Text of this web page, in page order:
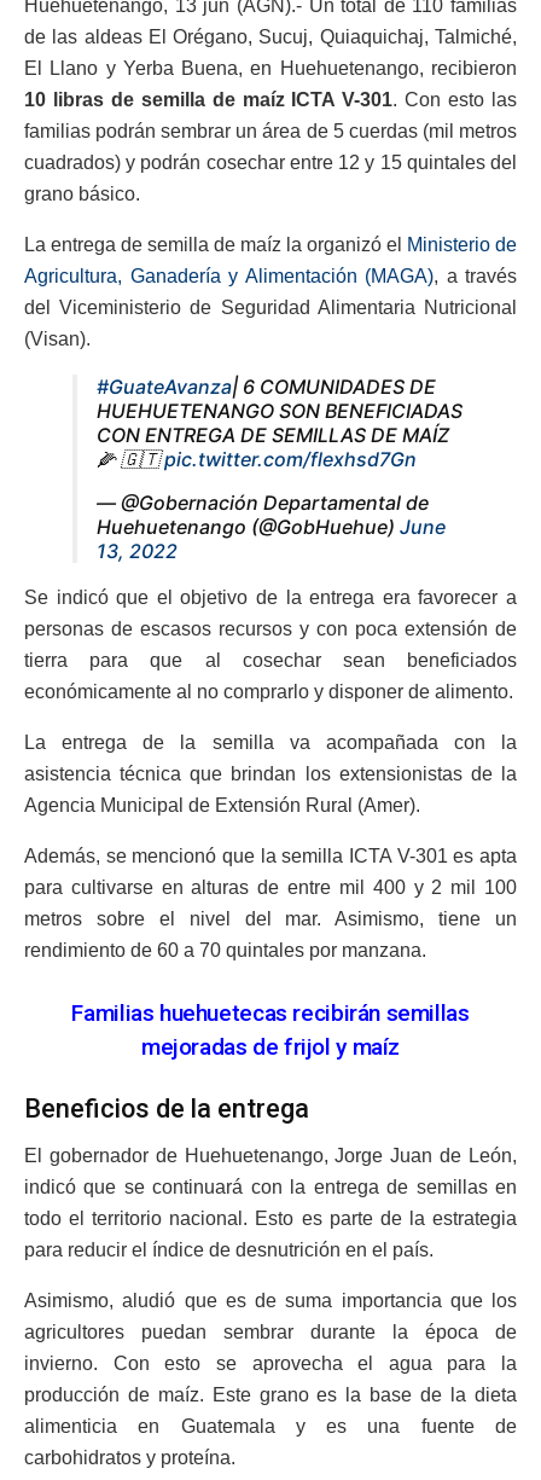
Huehuetenango, 13 jun (AGN).- Un total de 110 familias
de las aldeas El Orégano, Sucuj, Quiaquichaj, Talmiché,
El Llano y Yerba Buena, en Huehuetenango, recibieron
10 libras de semilla de maíz ICTA V-301. Con esto las
familias podrán sembrar un área de 5 cuerdas (mil metros
cuadrados) y podrán cosechar entre 12 y 15 quintales del
grano básico.
La entrega de semilla de maíz la organizó el Ministerio de
Agricultura, Ganadería y Alimentación (MAGA), a través
del Viceministerio de Seguridad Alimentaria Nutricional
(Visan).
#GuateAvanza| 6 COMUNIDADES DE
HUEHUETENANGO SON BENEFICIADAS
CON ENTREGA DE SEMILLAS DE MAÍZ
🌽 🇬🇹pic.twitter.com/flexhsd7Gn
— @Gobernación Departamental de
Huehuetenango (@GobHuehue) June
13, 2022
Se indicó que el objetivo de la entrega era favorecer a
personas de escasos recursos y con poca extensión de
tierra para que al cosechar sean beneficiados
económicamente al no comprarlo y disponer de alimento.
La entrega de la semilla va acompañada con la
asistencia técnica que brindan los extensionistas de la
Agencia Municipal de Extensión Rural (Amer).
Además, se mencionó que la semilla ICTA V-301 es apta
para cultivarse en alturas de entre mil 400 y 2 mil 100
metros sobre el nivel del mar. Asimismo, tiene un
rendimiento de 60 a 70 quintales por manzana.
Familias huehuetecas recibirán semillas
mejoradas de frijol y maíz
Beneficios de la entrega
El gobernador de Huehuetenango, Jorge Juan de León,
indicó que se continuará con la entrega de semillas en
todo el territorio nacional. Esto es parte de la estrategia
para reducir el índice de desnutrición en el país.
Asimismo, aludió que es de suma importancia que los
agricultores puedan sembrar durante la época de
invierno. Con esto se aprovecha el agua para la
producción de maíz. Este grano es la base de la dieta
alimenticia en Guatemala y es una fuente de
carbohidratos y proteína.